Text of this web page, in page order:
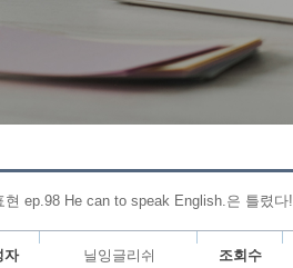
현 ep.98 He can to speak English.은 틀렸다!
자 닐잉글리쉬 조회수